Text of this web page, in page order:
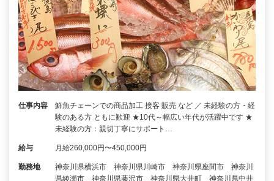
仕事内容
鮮魚チェーンでの商品加工 接客 販売 など ／ 未経験の方・経
験のある方 ともに歓迎 ★10代～幅広い年代が活躍中です ★
未経験の方：親切丁寧にサポート…
給与 月給260,000円〜450,000円
勤務地
神奈川県横浜市 神奈川県川崎市 神奈川県座間市 神奈川
県綾瀬市 神奈川県藤沢市 神奈川県大井町 神奈川県中井